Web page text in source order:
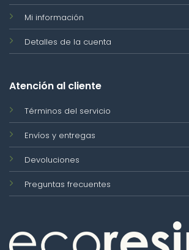
Mi información
Detalles de la cuenta
Atención al cliente
Términos del servicio
Envíos y entregas
Devoluciones
Preguntas frecuentes